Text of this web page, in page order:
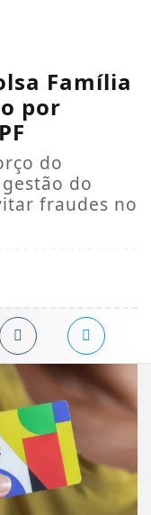
Família
por
do
do
fraudes no